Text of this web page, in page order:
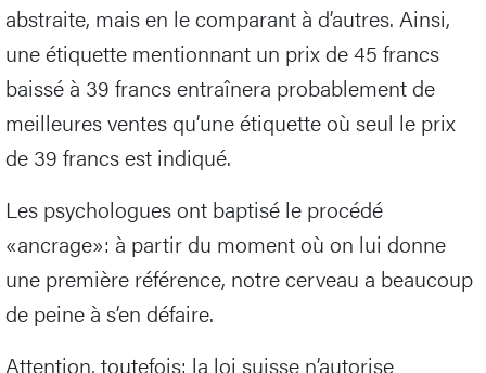
abstraite, mais en le comparant à d’autres. Ainsi,
une étiquette mentionnant un prix de 45 francs
baissé à 39 francs entraînera probablement de
meilleures ventes qu’une étiquette où seul le prix
de 39 francs est indiqué.
Les psychologues ont baptisé le procédé
«ancrage»: à partir du moment où on lui donne
une première référence, notre cerveau a beaucoup
de peine à s’en défaire.
Attention, toutefois: la loi suisse n’autorise